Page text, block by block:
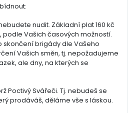
nudit. Základní plat 160 kč
Vašich časových možností.
skončení brigády dle Vašeho
Vašich směn, tj. nepožadujeme
ale dny, na kterých se
Poctivý Svářeči. Tj. nebudeš se
prodáváš, děláme vše s láskou.